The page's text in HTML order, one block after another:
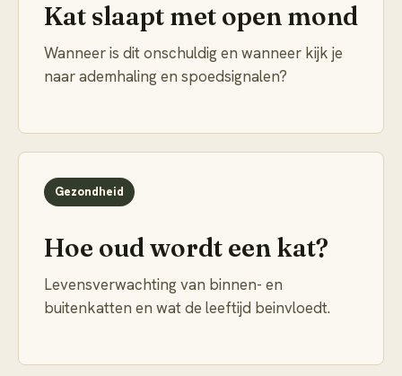
Kat slaapt met open mond
Wanneer is dit onschuldig en wanneer kijk je
naar ademhaling en spoedsignalen?
Gezondheid
Hoe oud wordt een kat?
Levensverwachting van binnen- en
buitenkatten en wat de leeftijd beinvloedt.